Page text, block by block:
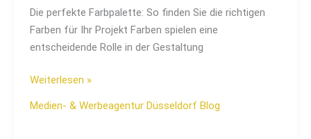
Die perfekte Farbpalette: So finden Sie die richtigen
Farben für Ihr Projekt Farben spielen eine
entscheidende Rolle in der Gestaltung
Weiterlesen »
Medien- & Werbeagentur Düsseldorf Blog